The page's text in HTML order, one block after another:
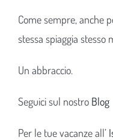
Come sempre, anche
stessa spiaggia stesso
Un abbraccio.
Seguici sul nostro Blog
Per le tue vacanze all’